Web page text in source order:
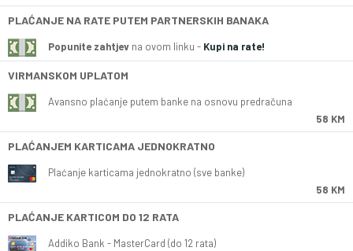
PLAĆANJE NA RATE PUTEM PARTNERSKIH BANAKA
Popunite zahtjev na ovom linku - Kupi na rate!
VIRMANSKOM UPLATOM
Avansno plaćanje putem banke na osnovu predračuna
58 KM
PLAĆANJEM KARTICAMA JEDNOKRATNO
Plaćanje karticama jednokratno (sve banke)
58 KM
PLAĆANJE KARTICOM DO 12 RATA
Addiko Bank - MasterCard (do 12 rata)